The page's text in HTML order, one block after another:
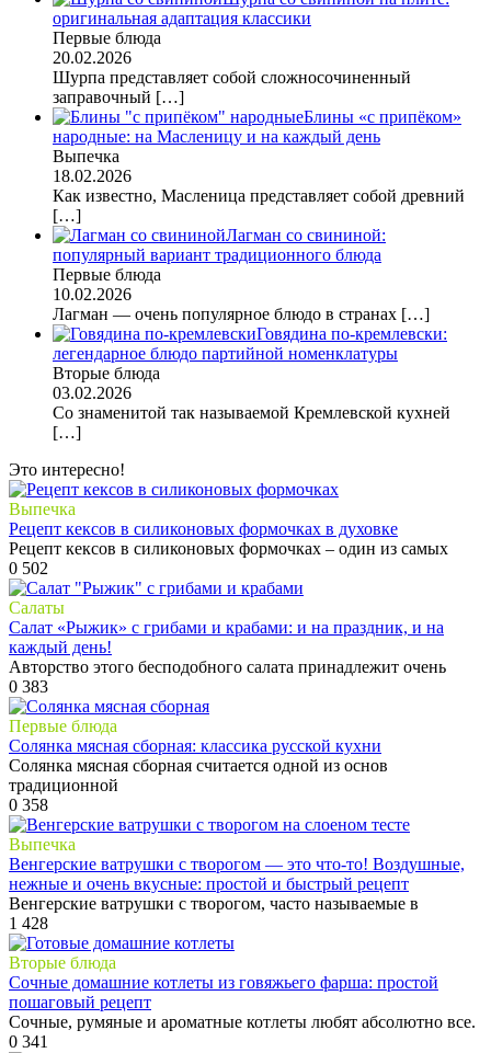
оригинальная адаптация классики
Первые блюда
20.02.2026
Шурпа представляет собой сложносочиненный
заправочный […]
Блины «с припёком»
народные: на Масленицу и на каждый день
Выпечка
18.02.2026
Как известно, Масленица представляет собой древний
[…]
Лагман со свининой:
популярный вариант традиционного блюда
Первые блюда
10.02.2026
Лагман — очень популярное блюдо в странах […]
Говядина по-кремлевски:
легендарное блюдо партийной номенклатуры
Вторые блюда
03.02.2026
Со знаменитой так называемой Кремлевской кухней
[…]
Это интересно!
Выпечка
Рецепт кексов в силиконовых формочках в духовке
Рецепт кексов в силиконовых формочках – один из самых
0 502
Салаты
Салат «Рыжик» с грибами и крабами: и на праздник, и на
каждый день!
Авторство этого бесподобного салата принадлежит очень
0 383
Первые блюда
Солянка мясная сборная: классика русской кухни
Солянка мясная сборная считается одной из основ
традиционной
0 358
Выпечка
Венгерские ватрушки с творогом — это что-то! Воздушные,
нежные и очень вкусные: простой и быстрый рецепт
Венгерские ватрушки с творогом, часто называемые в
1 428
Вторые блюда
Сочные домашние котлеты из говяжьего фарша: простой
пошаговый рецепт
Сочные, румяные и ароматные котлеты любят абсолютно все.
0 341